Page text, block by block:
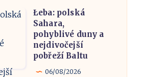
Łeba: polská
Sahara,
pohyblivé duny a
nejdivočejší
pobřeží Baltu
06/08/2026